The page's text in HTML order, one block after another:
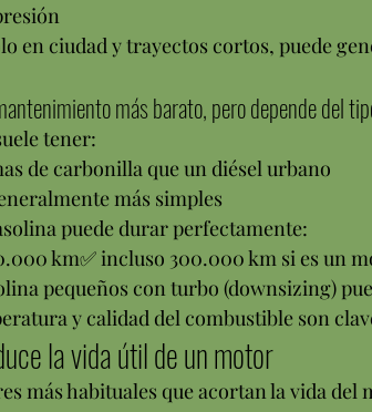
en ciudad y trayectos cortos, puede
más barato, pero depende del
tener:
de carbonilla que un diésel urbano
más simples
puede durar perfectamente:
km✅ incluso 300.000 km si es un
pequeños con turbo (downsizing)
y calidad del combustible son
la vida útil de un motor
más habituales que acortan la vida del